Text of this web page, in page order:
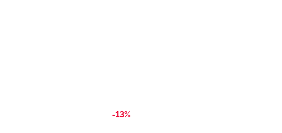
-13%